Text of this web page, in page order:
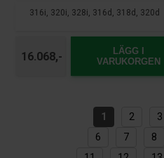
316i, 320i, 328i, 316d, 318d, 320d
16.068,-
LÄGG I
VARUKORGEN
1 2 3
6
7 8